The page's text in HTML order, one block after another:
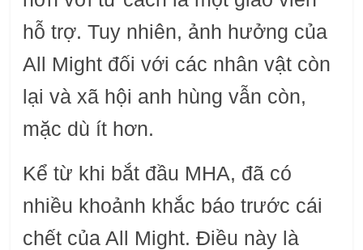
hỗ trợ. Tuy nhiên, ảnh hưởng của
All Might đối với các nhân vật còn
lại và xã hội anh hùng vẫn còn,
mặc dù ít hơn.
Kể từ khi bắt đầu MHA, đã có
nhiều khoảnh khắc báo trước cái
chết của All Might. Điều này là